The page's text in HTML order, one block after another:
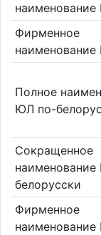
Фирменное
Полное
ЮЛ по-
Сокращенное
белорусски
Фирменное